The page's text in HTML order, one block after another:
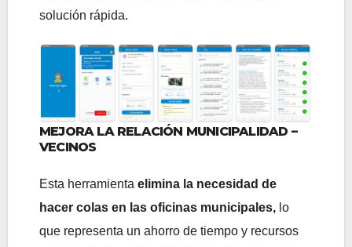
solución rápida.
MEJORA LA RELACIÓN MUNICIPALIDAD –
VECINOS
Esta herramienta elimina la necesidad de
hacer colas en las oficinas municipales, lo
que representa un ahorro de tiempo y recursos